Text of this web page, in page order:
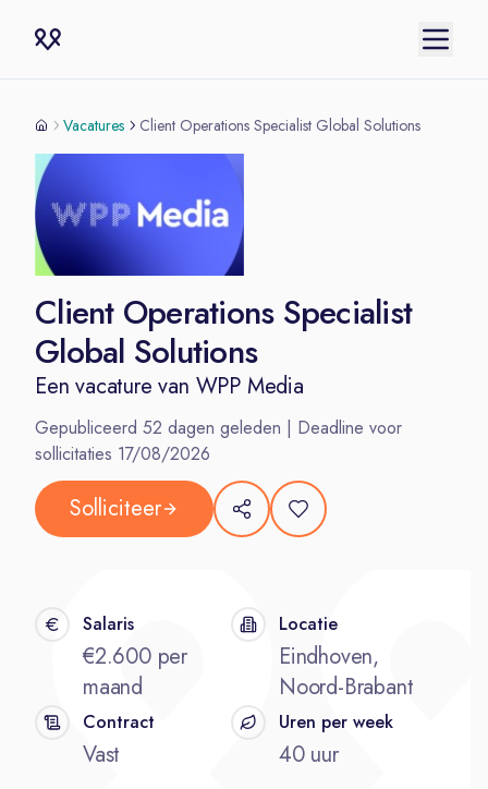
Vacatures Client Operations Specialist Global Solutions
Client Operations Specialist
Global Solutions
Een vacature van WPP Media
Gepubliceerd 52 dagen geleden | Deadline voor
sollicitaties 17/08/2026
Solliciteer
Salaris
€2.600 per
maand
Locatie
Eindhoven,
Noord-Brabant
Contract
Vast
Uren per week
40 uur